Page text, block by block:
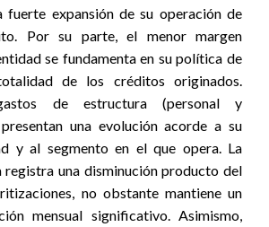
fuerte expansión de su operación de
Por su parte, el menor margen
se fundamenta en su política de
de los créditos originados.
de estructura (personal y
una evolución acorde a su
y al segmento en el que opera. La
una disminución producto del
no obstante mantiene un
mensual significativo. Asimismo,